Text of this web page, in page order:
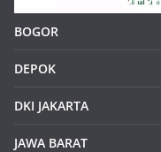
BOGOR
DEPOK
DKI JAKARTA
JAWA BARAT